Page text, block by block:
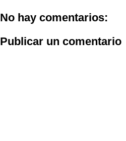
No hay comentarios:
Publicar un comentario